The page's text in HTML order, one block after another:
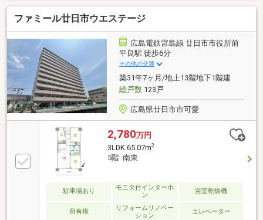
ファミール廿日市ウエステージ
広島電鉄宮島線 廿日市市役所前
平良駅 徒歩6分
その他の交通
築31年7ヶ月/地上13階地下1階建
総戸数123戸
広島県廿日市市可愛
2,780万円
3LDK 65.07m2
5階 南東
駐車場あり
モニタ付インターホ
ン
浴室乾燥機
所有権
リフォームリノベー
ション
エレベーター